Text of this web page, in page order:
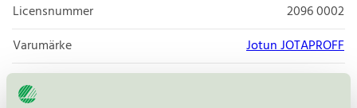
Licensnummer
2096 0002
Varumärke
Jotun JOTAPROFF
Licensnummer
2096 0002